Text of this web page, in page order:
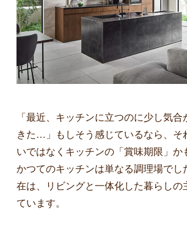
「最近、キッチンに立つのに少し気
きた…」もしそう感じているなら、そ
いではなくキッチンの「賞味期限」か
かつてのキッチンは単なる調理場でし
在は、リビングと一体化した暮らしの
ています。